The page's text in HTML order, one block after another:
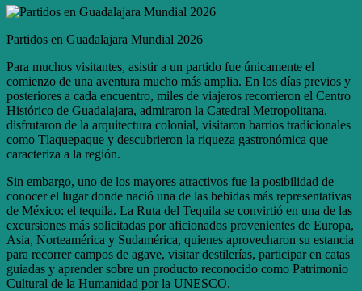
Partidos en Guadalajara Mundial 2026
Para muchos visitantes, asistir a un partido fue únicamente el
comienzo de una aventura mucho más amplia. En los días previos y
posteriores a cada encuentro, miles de viajeros recorrieron el Centro
Histórico de Guadalajara, admiraron la Catedral Metropolitana,
disfrutaron de la arquitectura colonial, visitaron barrios tradicionales
como Tlaquepaque y descubrieron la riqueza gastronómica que
caracteriza a la región.
Sin embargo, uno de los mayores atractivos fue la posibilidad de
conocer el lugar donde nació una de las bebidas más representativas
de México: el tequila. La Ruta del Tequila se convirtió en una de las
excursiones más solicitadas por aficionados provenientes de Europa,
Asia, Norteamérica y Sudamérica, quienes aprovecharon su estancia
para recorrer campos de agave, visitar destilerías, participar en catas
guiadas y aprender sobre un producto reconocido como Patrimonio
Cultural de la Humanidad por la UNESCO.